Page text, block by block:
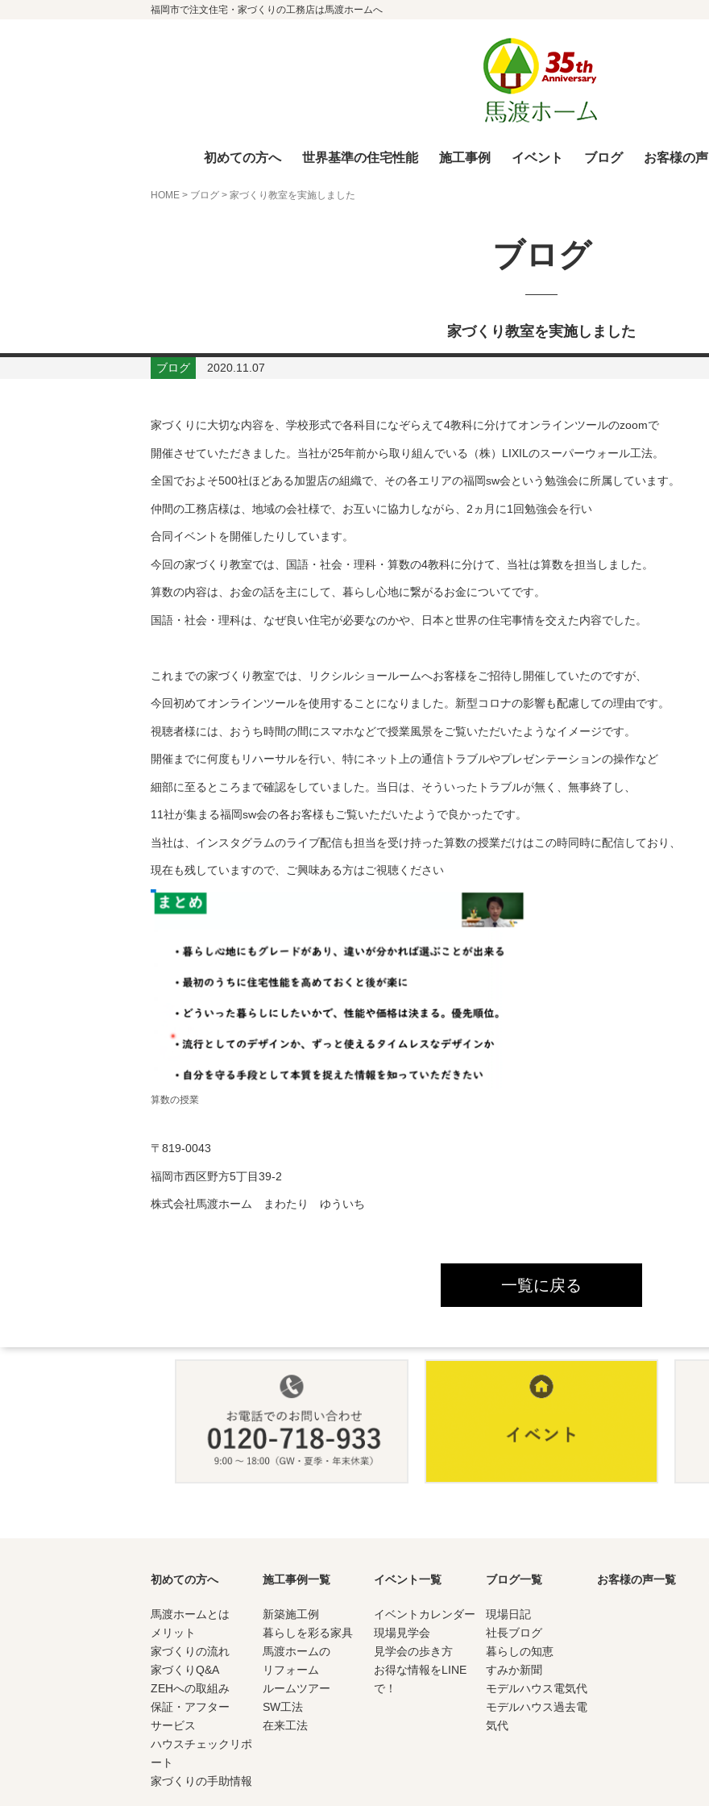
福岡市で注文住宅・家づくりの工務店は馬渡ホームへ
初めての方へ 世界基準の住宅性能 施工事例 イベント ブログ お客様の声
HOME > ブログ > 家づくり教室を実施しました
ブログ
家づくり教室を実施しました
ブログ 2020.11.07
家づくりに大切な内容を、学校形式で各科目になぞらえて4教科に分けてオンラインツールのzoomで
開催させていただきました。当社が25年前から取り組んでいる（株）LIXILのスーパーウォール工法。
全国でおよそ500社ほどある加盟店の組織で、その各エリアの福岡sw会という勉強会に所属しています。
仲間の工務店様は、地域の会社様で、お互いに協力しながら、2ヵ月に1回勉強会を行い
合同イベントを開催したりしています。
今回の家づくり教室では、国語・社会・理科・算数の4教科に分けて、当社は算数を担当しました。
算数の内容は、お金の話を主にして、暮らし心地に繋がるお金についてです。
国語・社会・理科は、なぜ良い住宅が必要なのかや、日本と世界の住宅事情を交えた内容でした。
これまでの家づくり教室では、リクシルショールームへお客様をご招待し開催していたのですが、
今回初めてオンラインツールを使用することになりました。新型コロナの影響も配慮しての理由です。
視聴者様には、おうち時間の間にスマホなどで授業風景をご覧いただいたようなイメージです。
開催までに何度もリハーサルを行い、特にネット上の通信トラブルやプレゼンテーションの操作など
細部に至るところまで確認をしていました。当日は、そういったトラブルが無く、無事終了し、
11社が集まる福岡sw会の各お客様もご覧いただいたようで良かったです。
当社は、インスタグラムのライブ配信も担当を受け持った算数の授業だけはこの時同時に配信しており、
現在も残していますので、ご興味ある方はご視聴ください
算数の授業
〒819-0043
福岡市西区野方5丁目39-2
株式会社馬渡ホーム まわたり ゆういち
一覧に戻る
初めての方へ
馬渡ホームとは
メリット
家づくりの流れ
家づくりQ&A
ZEHへの取組み
保証・アフター
サービス
ハウスチェックリポ
ート
家づくりの手助情報
施工事例一覧
新築施工例
暮らしを彩る家具
馬渡ホームの
リフォーム
ルームツアー
SW工法
在来工法
イベント一覧
イベントカレンダー
現場見学会
見学会の歩き方
お得な情報をLINE
で！
ブログ一覧
現場日記
社長ブログ
暮らしの知恵
すみか新聞
モデルハウス電気代
モデルハウス過去電
気代
お客様の声一覧